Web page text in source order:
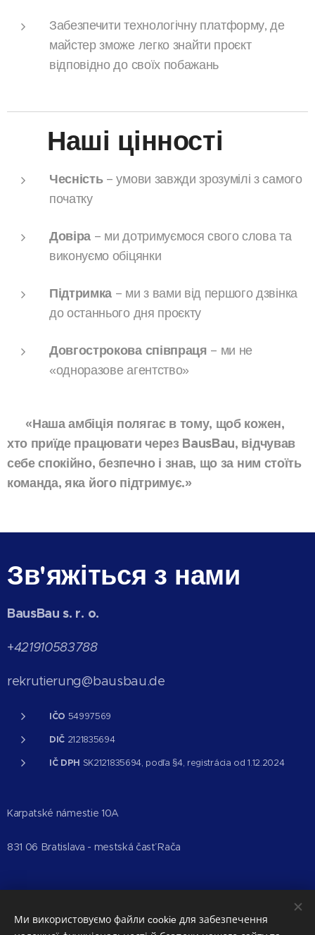
Забезпечити технологічну платформу, де
майстер зможе легко знайти проєкт
відповідно до своїх побажань
❤️ Наші цінності
Чесність– умови завжди зрозумілі з самого
початку
Довіра – ми дотримуємося свого слова та
виконуємо обіцянки
Підтримка – ми з вами від першого дзвінка
до останнього дня проєкту
Довгострокова співпраця – ми не
«одноразове агентство»
💬 «Наша амбіція полягає в тому, щоб кожен,
хто приїде працювати через BausBau, відчував
себе спокійно, безпечно і знав, що за ним стоїть
команда, яка його підтримує.»
Зв'яжіться з нами
BausBau s. r. o.
+421910583788
rekrutierung@bausbau.de
IČO 54997569
DIČ 2121835694
IČ DPH SK2121835694, podľa §4, registrácia od 1.12.2024
Karpatské námestie 10A
831 06 Bratislava - mestská časť Rača
Bausbau 2023
Ми використовуємо файли cookie для забезпечення